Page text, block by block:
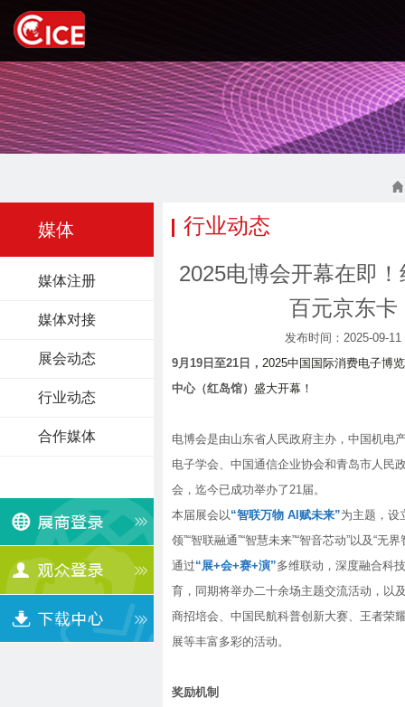
媒体
媒体注册
媒体对接
展会动态
行业动态
合作媒体
行业动态
2025电博会开幕在即
百元京东卡
发布时间：2025-09-11
9月19日至21日， 2025中国国际消费电子博
中心（红岛馆） 盛大开幕！
电博会是由山东省人民政府主办，中国机电
电子学会、中国通信企业协会和青岛市人民
会，迄今已成功举办了21届。
本届展会以“智联万物 AI赋未来”为主题，设
领”“智联融通”“智慧未来”“智音芯动”以及“无
通过“展+会+赛+演”多维联动，深度融合科
育，同期将举办二十余场主题交流活动，以
商招培会、中国民航科普创新大赛、王者荣
展等丰富多彩的活动。
奖励机制